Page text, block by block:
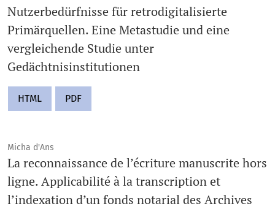
Nutzerbedürfnisse für retrodigitalisierte
Primärquellen. Eine Metastudie und eine
vergleichende Studie unter
Gedächtnisinstitutionen
HTML PDF
Micha d'Ans
La reconnaissance de l’écriture manuscrite hors
ligne. Applicabilité à la transcription et
l’indexation d’un fonds notarial des Archives